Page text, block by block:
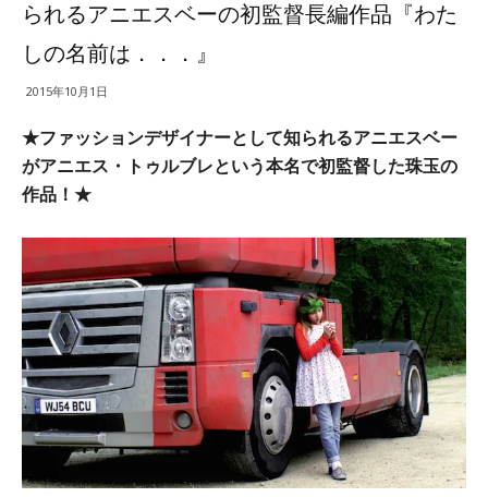
られるアニエスベーの初監督長編作品『わた
しの名前は．．．』
2015年10月1日
★ファッションデザイナーとして知られるアニエスベー
がアニエス・トゥルブレという本名で初監督した珠玉の
作品！★